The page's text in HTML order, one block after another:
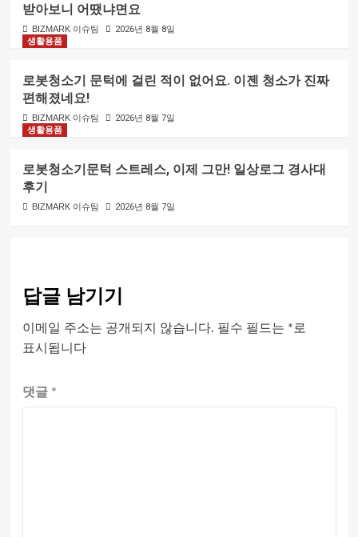
받아보니 어땠냐면요
BIZMARK 이슈팀
2026년 8월 8일
생활용품
로봇청소기 문턱에 걸린 적이 없어요. 이젠 청소가 진짜
편해졌네요!
BIZMARK 이슈팀
2026년 8월 7일
생활용품
로봇청소기문턱 스트레스, 이제 그만! 일상로그 경사대
후기
BIZMARK 이슈팀 2026년 8월 7일
답글 남기기
이메일 주소는 공개되지 않습니다. 필수 필드는 *로
표시됩니다
댓글 *